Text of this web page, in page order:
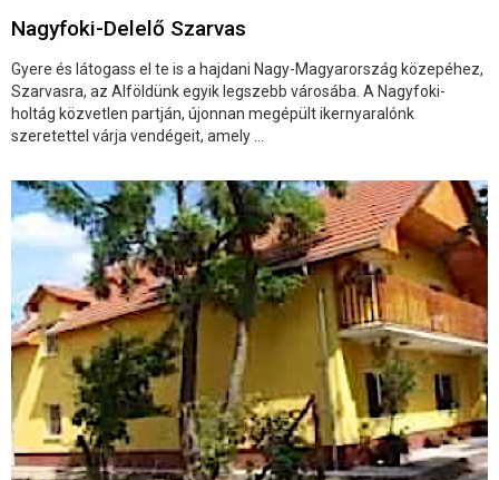
Nagyfoki-Delelő Szarvas
Gyere és látogass el te is a hajdani Nagy-Magyarország közepéhez,
Szarvasra, az Alföldünk egyik legszebb városába. A Nagyfoki-
holtág közvetlen partján, újonnan megépült ikernyaralónk
szeretettel várja vendégeit, amely ...